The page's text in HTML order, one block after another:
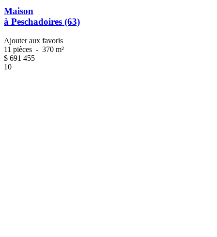
Maison
à Peschadoires (63)
Ajouter aux favoris
11 pièces - 370 m²
$ 691 455
10